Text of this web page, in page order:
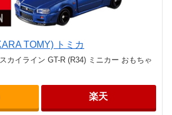
TOMY) トミカ
カイライン GT-R (R34) ミニカー おもちゃ
楽天